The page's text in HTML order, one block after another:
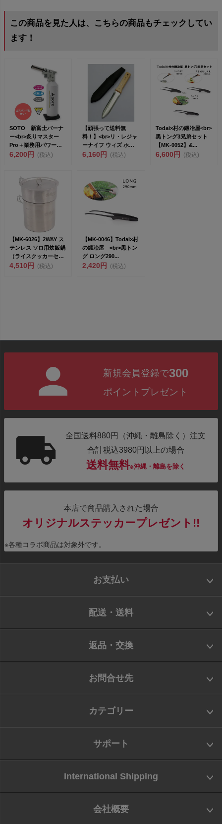
この商品を見た人は、こちらの商品もチェックしてい
ます！
SOTO 新富士バーナ
ー<br>炙りマスター
Pro＋業務用パワーガ
スセッ...
6,200円 (税込)
【頑張って送料無
料！】<br>リ・レジャ
ーナイフ ウィズ ホル
スター #...
6,160円 (税込)
Todai×村の鍛冶屋<br>
黒トング3兄弟セット
【MK-0052】&...
6,600円 (税込)
【MK-6026】2WAY ス
テンレス ソロ用炊飯鍋
（ライスクッカーセッ
ト）収納袋付...
4,510円 (税込)
【MK-0046】Todai×村
の鍛冶屋 <br>黒トン
グ ロング290...
2,420円 (税込)
新規会員登録で300
ポイントプレゼント
全国送料880円（沖縄・離島除く）注文
合計税込3980円以上の場合
送料無料※沖縄・離島を除く
本店で商品購入された場合
オリジナルステッカープレゼント!!
※各種コラボ商品は対象外です。
お支払い
配送・送料
返品・交換
お問合せ先
カテゴリー
サポート
International Shipping
会社概要